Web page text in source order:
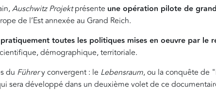
Auschwitz Projektprésente une opération pilote de
de l’Est annexée au Grand Reich.
toutes les politiques mises en oeuvre par le
démographique, territoriale.
du Führery convergent : le Lebensraum, ou la conquête de
sera développé dans un deuxième volet de ce